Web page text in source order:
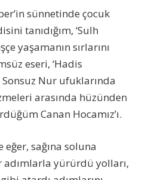
sünnetinde çocuk
tanıdığım, ‘Sulh
yaşamanın sırlarını
eseri, ‘Hadis
Nur ufuklarında
arasında hüzünden
Canan Hocamız’ı.
eğer, sağına soluna
yürürdü yolları,